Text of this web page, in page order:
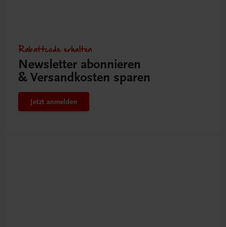
Rabattcode erhalten
Newsletter abonnieren
& Versandkosten sparen
Jetzt anmelden